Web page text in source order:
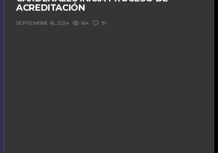
ACREDITACIÓN
SEPTIEMBRE 16, 2024 164 91